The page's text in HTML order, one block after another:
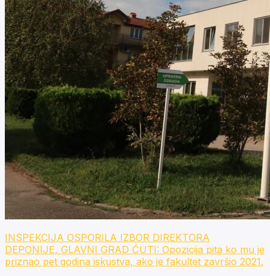
INSPEKCIJA OSPORILA IZBOR DIREKTORA
DEPONIJE, GLAVNI GRAD ĆUTI: Opozicija pita ko mu je
priznao pet godina iskustva, ako je fakultet završio 2021.